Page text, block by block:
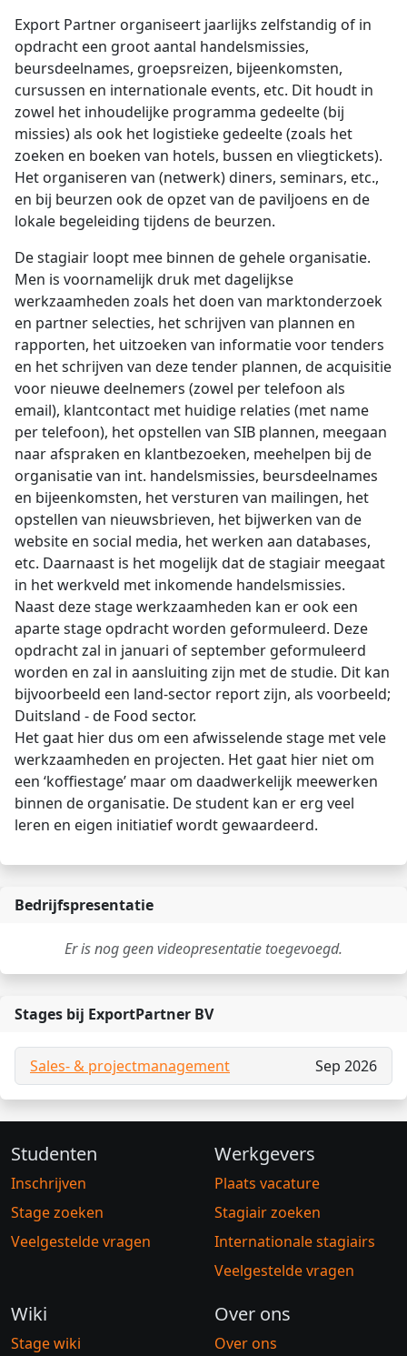
Export Partner organiseert jaarlijks zelfstandig of in
opdracht een groot aantal handelsmissies,
beursdeelnames, groepsreizen, bijeenkomsten,
cursussen en internationale events, etc. Dit houdt in
zowel het inhoudelijke programma gedeelte (bij
missies) als ook het logistieke gedeelte (zoals het
zoeken en boeken van hotels, bussen en vliegtickets).
Het organiseren van (netwerk) diners, seminars, etc.,
en bij beurzen ook de opzet van de paviljoens en de
lokale begeleiding tijdens de beurzen.
De stagiair loopt mee binnen de gehele organisatie.
Men is voornamelijk druk met dagelijkse
werkzaamheden zoals het doen van marktonderzoek
en partner selecties, het schrijven van plannen en
rapporten, het uitzoeken van informatie voor tenders
en het schrijven van deze tender plannen, de acquisitie
voor nieuwe deelnemers (zowel per telefoon als
email), klantcontact met huidige relaties (met name
per telefoon), het opstellen van SIB plannen, meegaan
naar afspraken en klantbezoeken, meehelpen bij de
organisatie van int. handelsmissies, beursdeelnames
en bijeenkomsten, het versturen van mailingen, het
opstellen van nieuwsbrieven, het bijwerken van de
website en social media, het werken aan databases,
etc. Daarnaast is het mogelijk dat de stagiair meegaat
in het werkveld met inkomende handelsmissies.
Naast deze stage werkzaamheden kan er ook een
aparte stage opdracht worden geformuleerd. Deze
opdracht zal in januari of september geformuleerd
worden en zal in aansluiting zijn met de studie. Dit kan
bijvoorbeeld een land-sector report zijn, als voorbeeld;
Duitsland - de Food sector.
Het gaat hier dus om een afwisselende stage met vele
werkzaamheden en projecten. Het gaat hier niet om
een ‘koffiestage’ maar om daadwerkelijk meewerken
binnen de organisatie. De student kan er erg veel
leren en eigen initiatief wordt gewaardeerd.
Bedrijfspresentatie
Er is nog geen videopresentatie toegevoegd.
Stages bij ExportPartner BV
Sales- & projectmanagement Sep 2026
Studenten
Inschrijven
Stage zoeken
Veelgestelde vragen
Werkgevers
Plaats vacature
Stagiair zoeken
Internationale stagiairs
Veelgestelde vragen
Wiki
Stage wiki
Over ons
Over ons